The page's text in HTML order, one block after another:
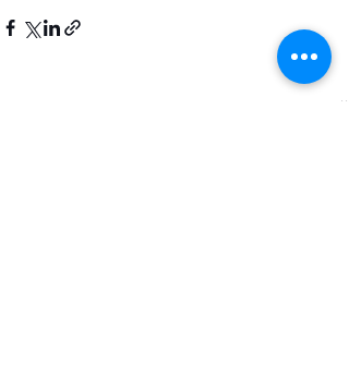
See All